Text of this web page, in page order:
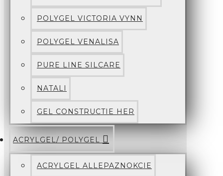
POLYGEL VICTORIA VYNN
POLYGEL VENALISA
PURE LINE SILCARE
NATALI
GEL CONSTRUCTIE HER
ACRYLGEL/ POLYGEL
ACRYLGEL ALLEPAZNOKCIE